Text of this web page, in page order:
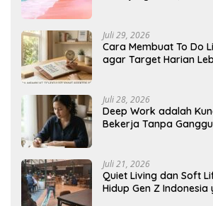
Juli 29, 2026
Cara Membuat To Do
agar Target Harian
Juli 28, 2026
Deep Work adalah
Bekerja Tanpa
Juli 21, 2026
Quiet Living dan Soft
Hidup Gen Z